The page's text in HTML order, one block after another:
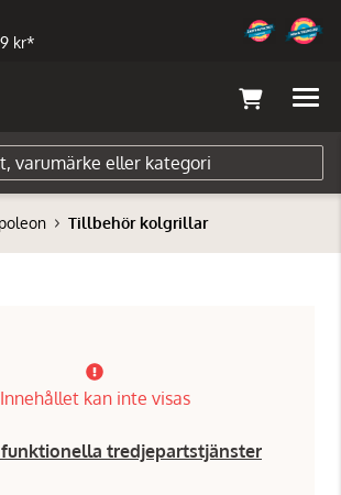
kr*
Tillbehör kolgrillar
Innehållet kan inte visas
tredjepartstjänster